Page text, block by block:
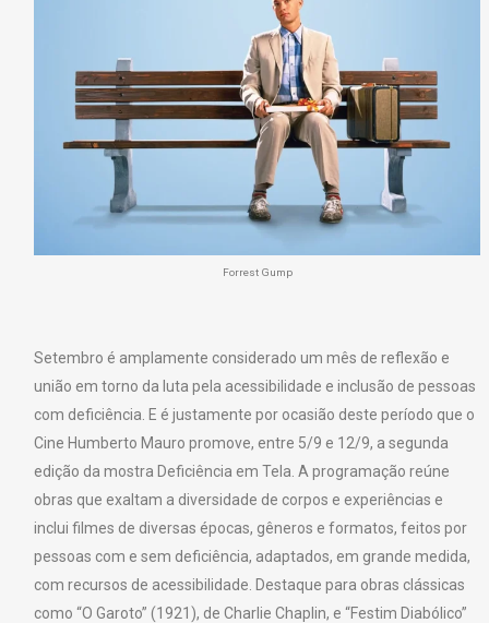
Forrest Gump
Setembro é amplamente considerado um mês de reflexão e
união em torno da luta pela acessibilidade e inclusão de pessoas
com deficiência. E é justamente por ocasião deste período que o
Cine Humberto Mauro promove, entre 5/9 e 12/9, a segunda
edição da mostra Deficiência em Tela. A programação reúne
obras que exaltam a diversidade de corpos e experiências e
inclui filmes de diversas épocas, gêneros e formatos, feitos por
pessoas com e sem deficiência, adaptados, em grande medida,
com recursos de acessibilidade. Destaque para obras clássicas
como “O Garoto” (1921), de Charlie Chaplin, e “Festim Diabólico”